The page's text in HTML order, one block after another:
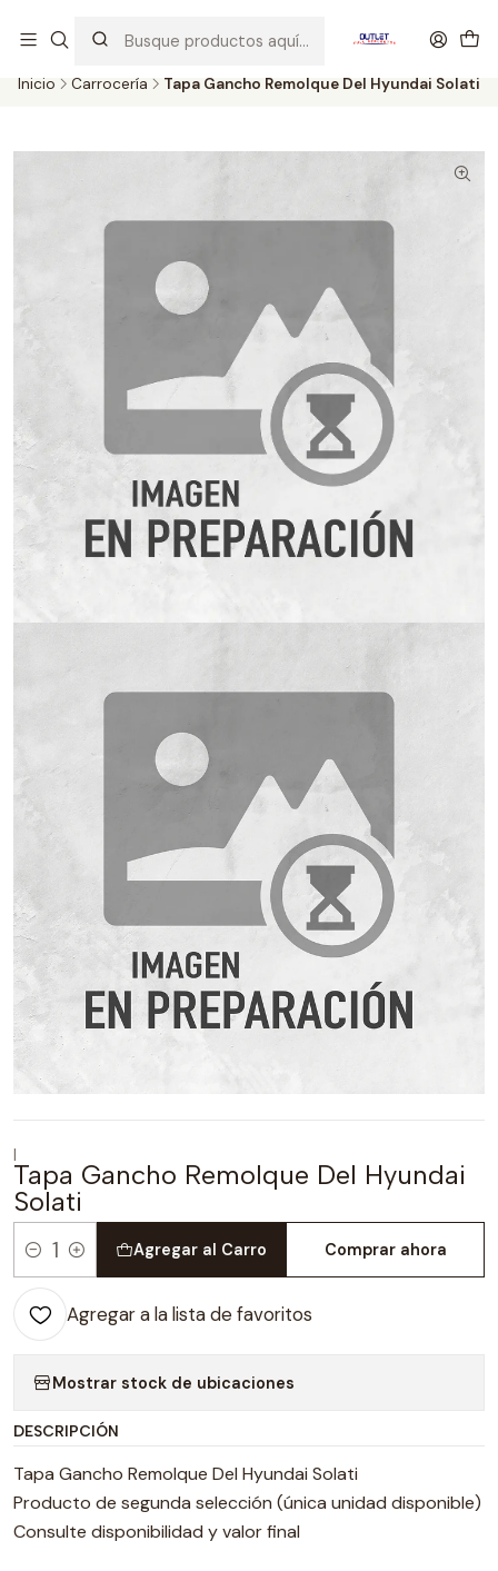
probados con altos estándares de calidad.
Inicio Carrocería Tapa Gancho Remolque Del Hyundai Solati
|
Tapa Gancho Remolque Del Hyundai
Solati
Cantidad
Agregar al Carro Comprar ahora
Agregar a la lista de favoritos
Mostrar stock de ubicaciones
DESCRIPCIÓN
Tapa Gancho Remolque Del Hyundai Solati
Producto de segunda selección (única unidad disponible)
Consulte disponibilidad y valor final